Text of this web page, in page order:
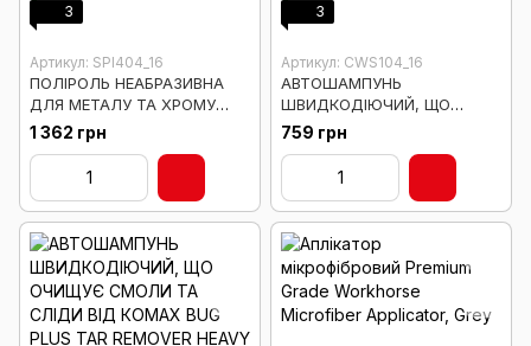
3
Артикул: SPI404_16
ПОЛІРОЛЬ НЕАБРАЗИВНА
ДЛЯ МЕТАЛУ ТА ХРОМУ
LIGHT METAL POLISH, 473мл
1 362 грн
3
Артикул: CWS104_16
АВТОШАМПУНЬ
ШВИДКОДІЮЧИЙ, ЩО
ОЧИЩУЄ СМОЛИ ТА СЛІДИ
ВІД КОМАХ BUG PLUS TAR
REMOVER HEAVY DUTY CAR
WASH SHAMPOO - 473мл
759 грн